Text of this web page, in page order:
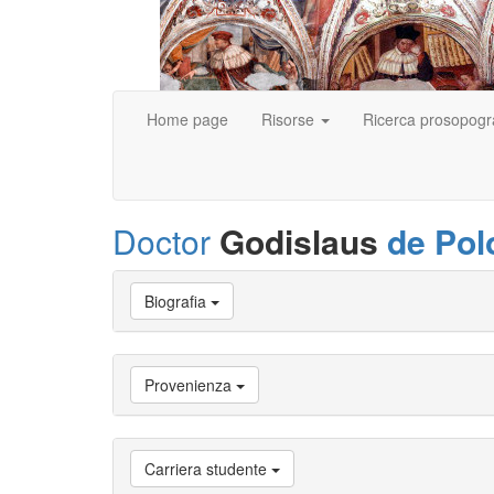
Home page Risorse Ricerca
Doctor Godislaus de
Vai
Biografia
Provenienza
Vai
a
Carriera
studente
Biografia
Provenienza
Carriera studente